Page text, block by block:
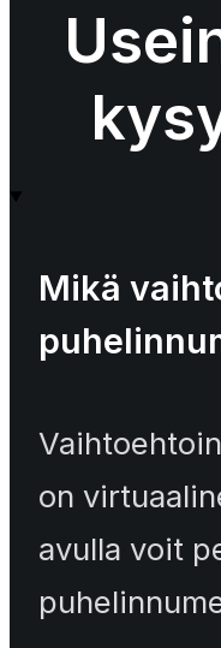
Mikä
on
avulla voit